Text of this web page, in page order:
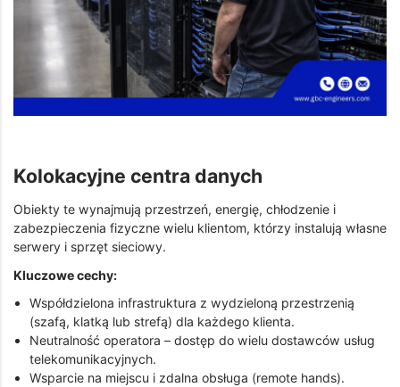
Kolokacyjne centra danych
Obiekty te wynajmują przestrzeń, energię, chłodzenie i
zabezpieczenia fizyczne wielu klientom, którzy instalują własne
serwery i sprzęt sieciowy.
Kluczowe cechy:
Współdzielona infrastruktura z wydzieloną przestrzenią
(szafą, klatką lub strefą) dla każdego klienta.
Neutralność operatora – dostęp do wielu dostawców usług
telekomunikacyjnych.
Wsparcie na miejscu i zdalna obsługa (remote hands).